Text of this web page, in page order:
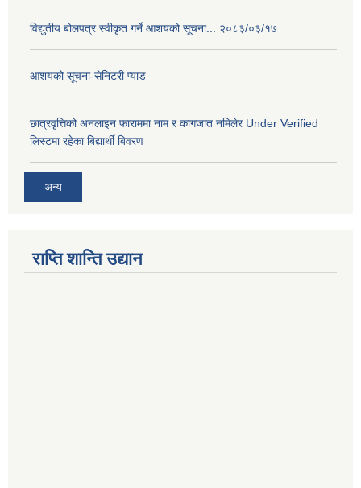
विद्युतीय बोलपत्र स्वीकृत गर्ने आशयको सूचना... २०८३/०३/१७
आशयको सूचना-सेनिटरी प्याड
छात्रवृत्तिको अनलाइन फाराममा नाम र कागजात नमिलेर Under Verified
लिस्टमा रहेका बिद्यार्थी बिवरण
अन्य
राप्ति शान्ति उद्यान